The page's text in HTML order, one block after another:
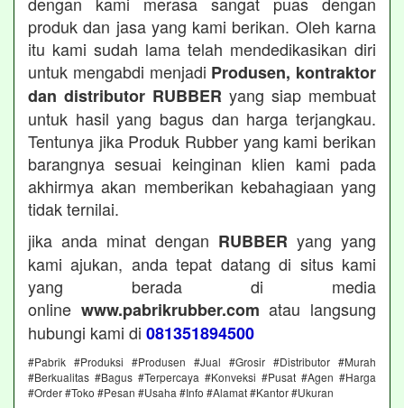
produk dan jasa yang kami berikan. Oleh karna
itu kami sudah lama telah mendedikasikan diri
untuk mengabdi menjadi Produsen, kontraktor
dan distributor RUBBER yang siap membuat
untuk hasil yang bagus dan harga terjangkau.
Tentunya jika Produk Rubber yang kami berikan
barangnya sesuai keinginan klien kami pada
akhirmya akan memberikan kebahagiaan yang
tidak ternilai.
jika anda minat dengan RUBBER yang yang
kami ajukan, anda tepat datang di situs kami
yang berada di media
online www.pabrikrubber.com atau langsung
hubungi kami di 081351894500
#Pabrik #Produksi #Produsen #Jual #Grosir #Distributor #Murah
#Berkualitas #Bagus #Terpercaya #Konveksi #Pusat #Agen #Harga
#Order #Toko #Pesan #Usaha #Info #Alamat #Kantor #Ukuran